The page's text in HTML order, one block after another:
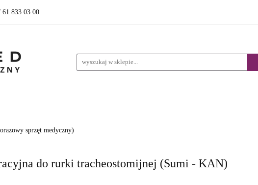
61 833 03 00
PRODUKTY
SKLEP STACJONARNY
sprzęt medyczny)
do rurki tracheostomijnej (Sumi - KAN)